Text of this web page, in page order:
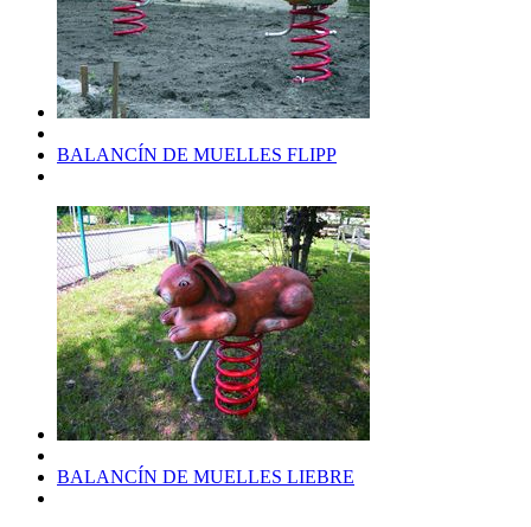
BALANCÍN DE MUELLES FLIPP
BALANCÍN DE MUELLES LIEBRE